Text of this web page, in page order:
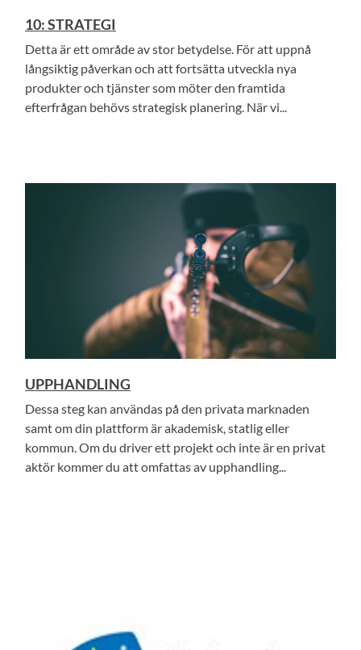
10: STRATEGI
Detta är ett område av stor betydelse. För att uppnå
långsiktig påverkan och att fortsätta utveckla nya
produkter och tjänster som möter den framtida
efterfrågan behövs strategisk planering. När vi...
UPPHANDLING
Dessa steg kan användas på den privata marknaden
samt om din plattform är akademisk, statlig eller
kommun. Om du driver ett projekt och inte är en privat
aktör kommer du att omfattas av upphandling...